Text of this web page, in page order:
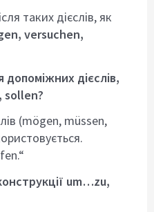
таких дієслів, як
versuchen,
допоміжних дієслів,
sollen?
(mögen, müssen,
um…zu,